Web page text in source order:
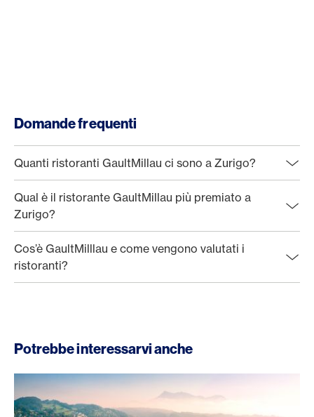
Domande frequenti
Quanti ristoranti GaultMillau ci sono a Zurigo?
Qual è il ristorante GaultMillau più premiato a
Zurigo?
Cos’è GaultMilllau e come vengono valutati i
ristoranti?
Potrebbe interessarvi anche